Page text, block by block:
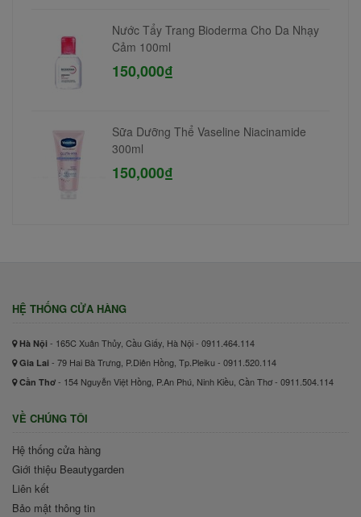
Nước Tẩy Trang Bioderma Cho Da Nhạy
Cảm 100ml
150,000₫
Sữa Dưỡng Thể Vaseline Niacinamide
300ml
150,000₫
HỆ THỐNG CỬA HÀNG
Hà Nội - 165C Xuân Thủy, Cầu Giấy, Hà Nội - 0911.464.114
Gia Lai - 79 Hai Bà Trưng, P.Diên Hồng, Tp.Pleiku - 0911.520.114
Cần Thơ - 154 Nguyễn Việt Hồng, P.An Phú, Ninh Kiều, Cần Thơ - 0911.504.114
VỀ CHÚNG TÔI
Hệ thống cửa hàng
Giới thiệu Beautygarden
Liên kết
Bảo mật thông tin